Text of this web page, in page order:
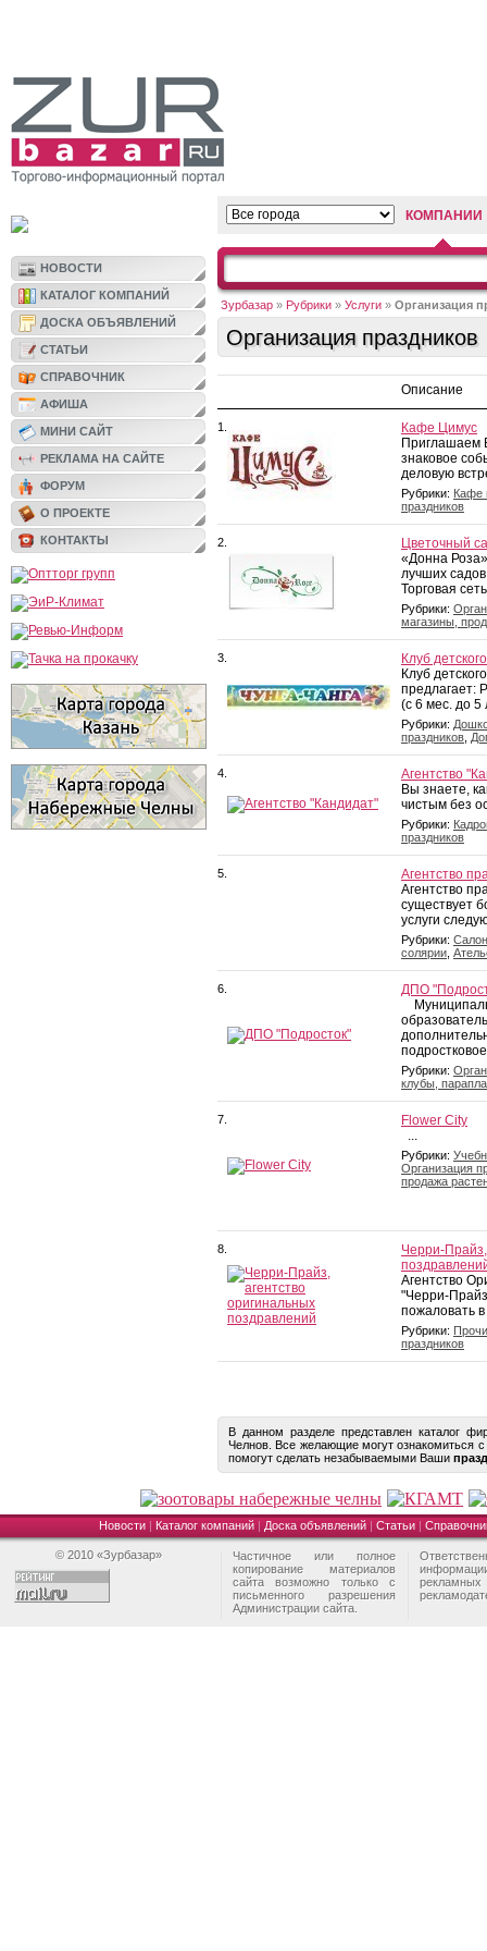
НОВОСТИ
КАТАЛОГ КОМПАНИЙ
ДОСКА ОБЪЯВЛЕНИЙ
СТАТЬИ
СПРАВОЧНИК
АФИША
МИНИ САЙТ
РЕКЛАМА НА САЙТЕ
ФОРУМ
О ПРОЕКТЕ
КОНТАКТЫ
КОМПАНИИ
Зурбазар » Рубрики » Услуги » Организация
Организация праздников
Описание
1.
Кафе Цимус
Приглашаем
знаковое
деловую
Рубрики: Кафе
праздников
2.
Цветочный
«Донна
лучших
Торговая
Рубрики:
магазины,
3.
Клуб
Клуб
предлагает:
(с 6 мес. до 5
Рубрики:
праздников
4.
Агентство
Вы знаете,
чистым без
Рубрики:
праздников
5.
Агентство
Агентство
существует
услуги
Рубрики:
солярии
6.
ДПО
Рубрики:
клубы,
7.
Flower City
...
Рубрики:
Организация
продажа
8.
Черри-Прайз,
Агентство
"Черри-
пожаловать
Рубрики:
праздников
В данном разделе представлен каталог
Челнов. Все желающие могут ознакомиться
помогут сделать незабываемыми Ваши
Новости| Каталог компаний| Доска объявлений| Статьи|
© 2010 «Зурбазар»
Частичное или полное
копирование материалов
сайта возможно только с
письменного разрешения
Администрации сайта.